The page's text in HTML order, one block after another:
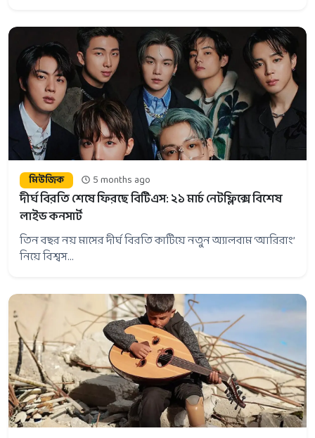
মিউজিক 5 months ago
দীর্ঘ বিরতি শেষে ফিরছে বিটিএস: ২১ মার্চ নেটফ্লিক্সে বিশেষ
লাইভ কনসার্ট
তিন বছর নয় মাসের দীর্ঘ বিরতি কাটিয়ে নতুন অ্যালবাম ‘আরিরাং’
নিয়ে বিশ্বস...